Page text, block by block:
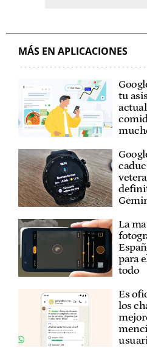
MÁS EN APLICACIONES
tu
La
para
todo
Es
los